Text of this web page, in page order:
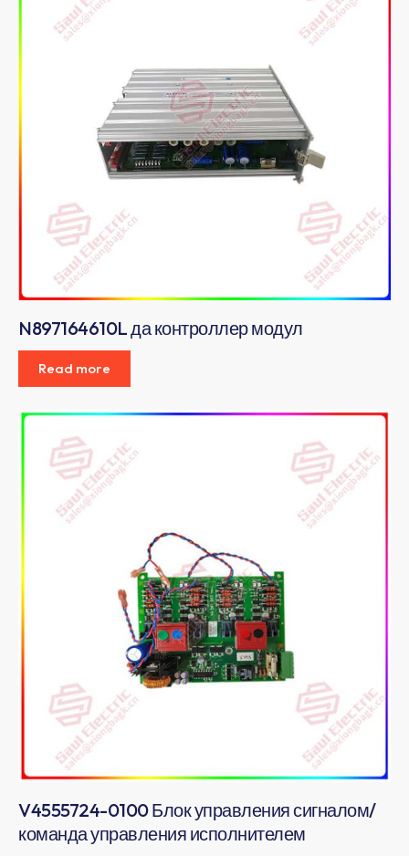
N897164610L да контроллер модул
Read more
V4555724-0100 Блок управления сигналом/
команда управления исполнителем